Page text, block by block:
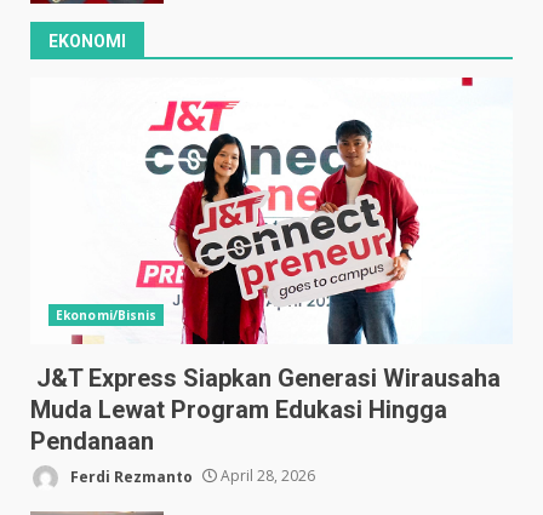
EKONOMI
Ekonomi/Bisnis
J&T Express Siapkan Generasi Wirausaha
Muda Lewat Program Edukasi Hingga
Pendanaan
Ferdi Rezmanto April 28, 2026